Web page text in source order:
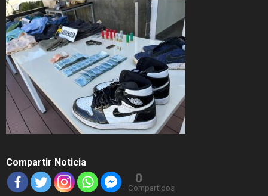
Compartir Noticia
0
Compartidos